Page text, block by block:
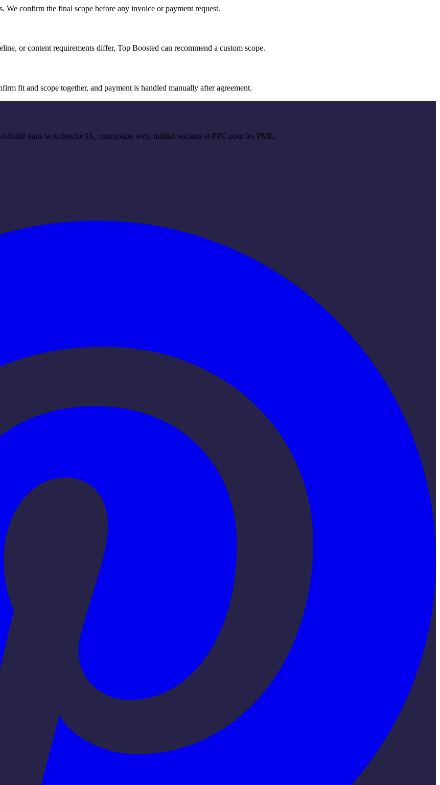
We confirm the final scope before any invoice or payment request.
or content requirements differ, Top Boosted can recommend a custom scope.
fit and scope together, and payment is handled manually after agreement.
dans la recherche IA, conception web, médias sociaux et PPC pour les PME.